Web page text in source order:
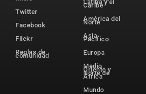
Twitter
Facebook
Flickr
Reglas de
comunidad
Latina y el
Caribe
América del
Norte
Asia-
Pacífico
Europa
Medio
Oriente y
Norte de
África
Mundo